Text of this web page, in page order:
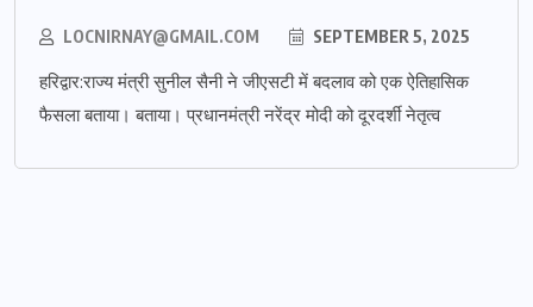
LOCNIRNAY@GMAIL.COM SEPTEMBER 5, 2025
हरिद्वार:राज्य मंत्री सुनील सैनी ने जीएसटी में बदलाव को एक ऐतिहासिक
फैसला बताया। बताया। प्रधानमंत्री नरेंद्र मोदी को दूरदर्शी नेतृत्व